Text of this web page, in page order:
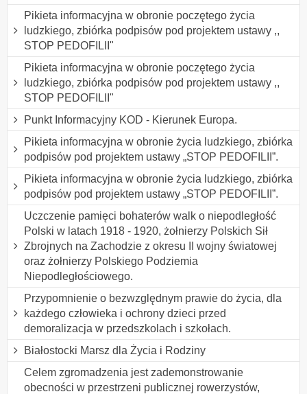
Pikieta informacyjna w obronie poczętego życia
ludzkiego, zbiórka podpisów pod projektem ustawy ,,
STOP PEDOFILII"
Pikieta informacyjna w obronie poczętego życia
ludzkiego, zbiórka podpisów pod projektem ustawy ,,
STOP PEDOFILII"
Punkt Informacyjny KOD - Kierunek Europa.
Pikieta informacyjna w obronie życia ludzkiego, zbiórka
podpisów pod projektem ustawy „STOP PEDOFILII”.
Pikieta informacyjna w obronie życia ludzkiego, zbiórka
podpisów pod projektem ustawy „STOP PEDOFILII”.
Uczczenie pamięci bohaterów walk o niepodległość
Polski w latach 1918 - 1920, żołnierzy Polskich Sił
Zbrojnych na Zachodzie z okresu II wojny światowej
oraz żołnierzy Polskiego Podziemia
Niepodległościowego.
Przypomnienie o bezwzględnym prawie do życia, dla
każdego człowieka i ochrony dzieci przed
demoralizacja w przedszkolach i szkołach.
Białostocki Marsz dla Życia i Rodziny
Celem zgromadzenia jest zademonstrowanie
obecności w przestrzeni publicznej rowerzystów,